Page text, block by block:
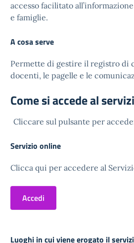
accesso facilitato
e famiglie.
A cosa serve
Permette di gestire il registro di
docenti, le pagelle e le
Come si accede al
Cliccare sul pulsante per
Servizio online
Clicca qui per accedere al
Accedi
Luoghi in cui viene erogato il